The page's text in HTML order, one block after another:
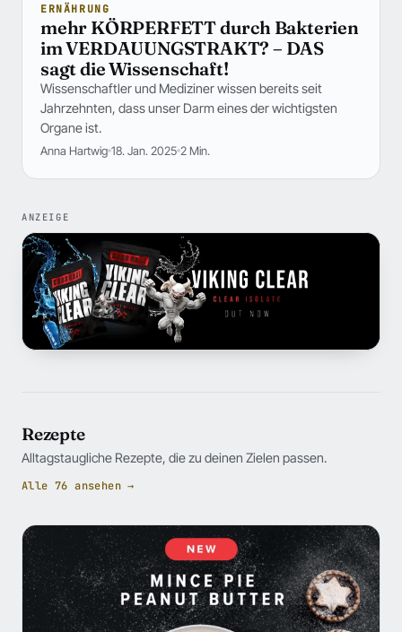
ERNÄHRUNG
mehr KÖRPERFETT durch Bakterien
im VERDAUUNGSTRAKT? – DAS
sagt die Wissenschaft!
Wissenschaftler und Mediziner wissen bereits seit
Jahrzehnten, dass unser Darm eines der wichtigsten
Organe ist.
Anna Hartwig 18. Jan. 2025 2 Min.
ANZEIGE
Rezepte
Alltagstaugliche Rezepte, die zu deinen Zielen passen.
Alle 76 ansehen →